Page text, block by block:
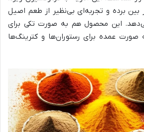
بین برده و تجربه‌ای بی‌نظیر از طعم اصیل
این محصول هم به صورت تکی برای
عمده برای رستوران‌ها و کترینگ‌ها